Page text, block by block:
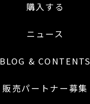
購入する
ニュース
BLOG & CONTENTS
販売パートナー募集